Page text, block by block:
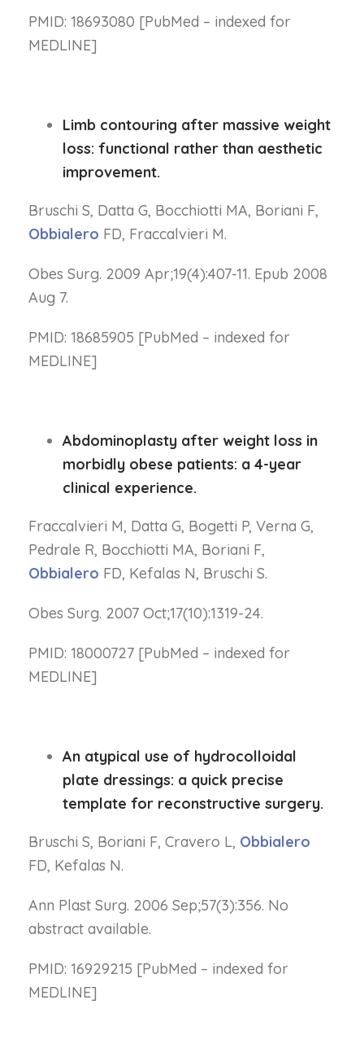
PMID: 18693080 [PubMed – indexed for
MEDLINE]
Limb contouring after massive weight
loss: functional rather than aesthetic
improvement.
Bruschi S, Datta G, Bocchiotti MA, Boriani F,
Obbialero FD, Fraccalvieri M.
Obes Surg. 2009 Apr;19(4):407-11. Epub 2008
Aug 7.
PMID: 18685905 [PubMed – indexed for
MEDLINE]
Abdominoplasty after weight loss in
morbidly obese patients: a 4-year
clinical experience.
Fraccalvieri M, Datta G, Bogetti P, Verna G,
Pedrale R, Bocchiotti MA, Boriani F,
Obbialero FD, Kefalas N, Bruschi S.
Obes Surg. 2007 Oct;17(10):1319-24.
PMID: 18000727 [PubMed – indexed for
MEDLINE]
An atypical use of hydrocolloidal
plate dressings: a quick precise
template for reconstructive surgery.
Bruschi S, Boriani F, Cravero L, Obbialero
FD, Kefalas N.
Ann Plast Surg. 2006 Sep;57(3):356. No
abstract available.
PMID: 16929215 [PubMed – indexed for
MEDLINE]